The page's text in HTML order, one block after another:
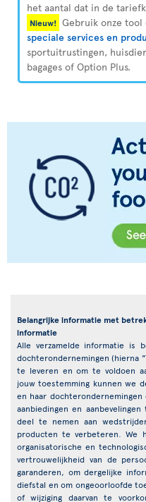
het aantal dat in de
Nieuw! Gebruik onze tool
speciale services en
sportuitrustingen,
bagages of Option Plus.
Belangrijke informatie met
informatie
Alle verzamelde informatie is
dochterondernemingen (hierna
te leveren en om te voldoen
jouw toestemming kunnen we
en haar
aanbiedingen en
deel te nemen aan
producten te verbeteren. We
organisatorische en
vertrouwelijkheid van de
garanderen, om dergelijke
diefstal en om ongeoorloofde
of wijziging daarvan te